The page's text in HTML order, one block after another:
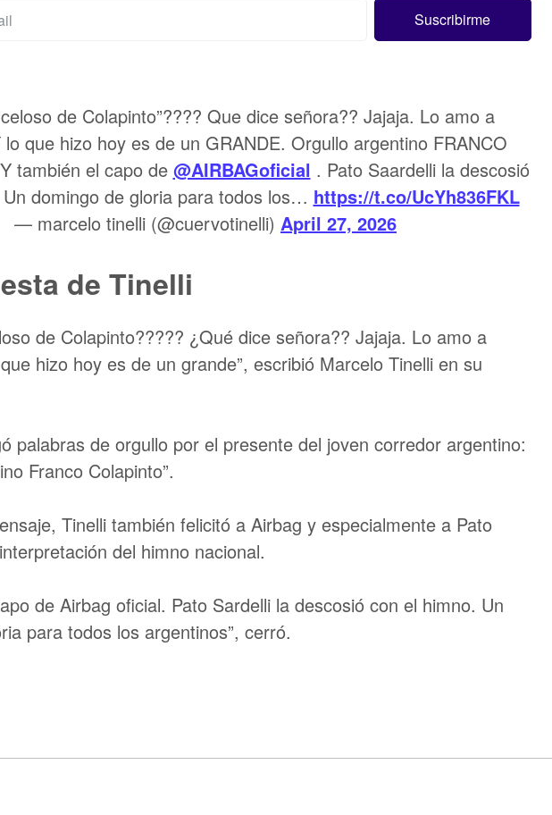
de Colapinto”???? Que dice señora?? Jajaja. Lo amo a
lo que hizo hoy es de un GRANDE. Orgullo argentino FRANCO
también el capo de @AIRBAGoficial . Pato Saardelli la descosió
domingo de gloria para todos los… https://t.co/UcYh836FKL
— marcelo tinelli (@cuervotinelli) April 27, 2026
de Tinelli
de Colapinto????? ¿Qué dice señora?? Jajaja. Lo amo a
hizo hoy es de un grande”, escribió Marcelo Tinelli en su
palabras de orgullo por el presente del joven corredor argentino:
Franco Colapinto”.
Tinelli también felicitó a Airbag y especialmente a Pato
del himno nacional.
de Airbag oficial. Pato Sardelli la descosió con el himno. Un
para todos los argentinos”, cerró.